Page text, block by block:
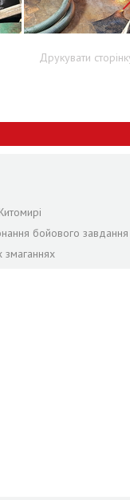
Друкувати
бойового завдання
змаганнях